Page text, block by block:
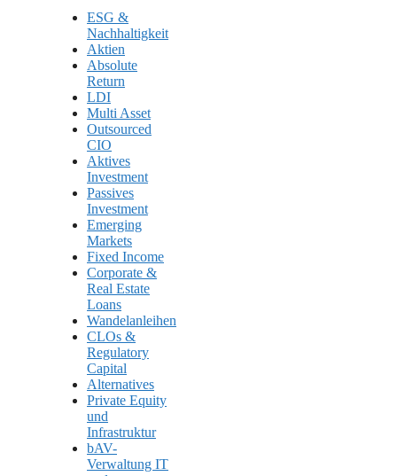
ESG &
Nachhaltigkeit
Aktien
Absolute
Return
LDI
Multi Asset
Outsourced
CIO
Aktives
Investment
Passives
Investment
Emerging
Markets
Fixed Income
Corporate &
Real Estate
Loans
Wandelanleihen
CLOs &
Regulatory
Capital
Alternatives
Private Equity
und
Infrastruktur
bAV-
Verwaltung IT